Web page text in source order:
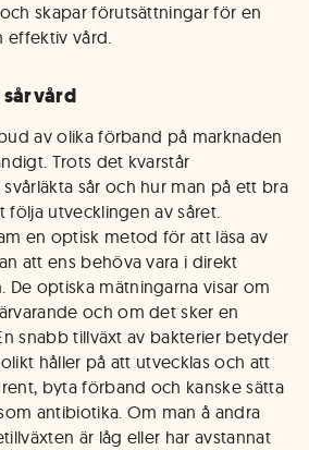
skapar förutsättningar för en
effektiv vård.
sårvård
av olika förband på marknaden
Trots det kvarstår
sår och hur man på ett bra
följa utvecklingen av såret.
en optisk metod för att läsa av
att ens behöva vara i direkt
De optiska mätningarna visar om
och om det sker en
snabb tillväxt av bakterier betyder
håller på att utvecklas och att
byta förband och kanske sätta
antibiotika. Om man å andra
är låg eller har avstannat